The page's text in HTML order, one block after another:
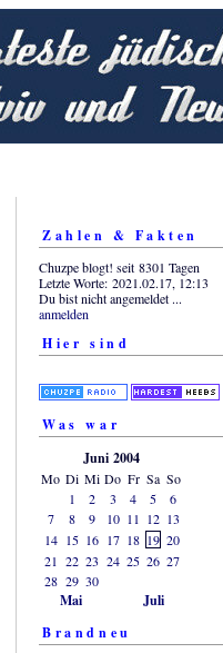
Zahlen & Fakten
Chuzpe blogt! seit 8301 Tagen
Letzte Worte: 2021.02.17, 12:13
Du bist nicht angemeldet ...
anmelden
Hier sind
Was war
Juni 2004
Mo Di Mi Do Fr Sa So
1
2 3 4 5
6
7
8 9 10 11 12 13
14 15 16 17 18 19 20
21 22 23 24 25 26 27
28 29 30
Mai
Juli
Brandneu